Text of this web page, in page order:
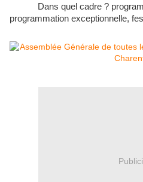
Dans quel cadre ?
programmation exceptionnelle,